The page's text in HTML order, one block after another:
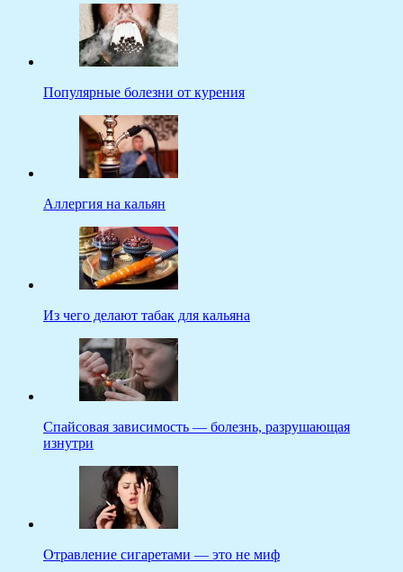
Популярные болезни от курения
Аллергия на кальян
Из чего делают табак для кальяна
Спайсовая зависимость — болезнь, разрушающая
изнутри
Отравление сигаретами — это не миф